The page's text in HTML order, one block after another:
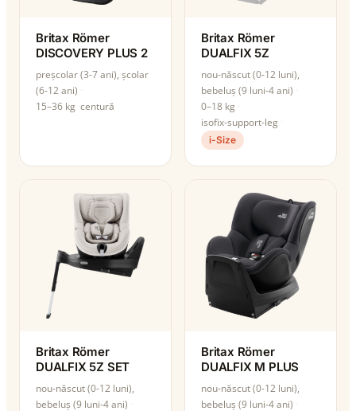
Britax Römer
DISCOVERY PLUS 2
preșcolar (3-7 ani), școlar
(6-12 ani)
15–36 kg centură
Britax Römer
DUALFIX 5Z
nou-născut (0-12 luni),
bebeluș (9 luni-4 ani)
0–18 kg
isofix-support-leg
i-Size
Britax Römer
DUALFIX 5Z SET
nou-născut (0-12 luni),
bebeluș (9 luni-4 ani)
Britax Römer
DUALFIX M PLUS
nou-născut (0-12 luni),
bebeluș (9 luni-4 ani)